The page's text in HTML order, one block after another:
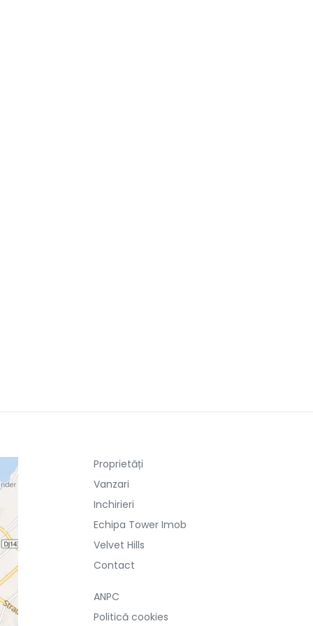
Proprietăți
Vanzari
Inchirieri
Echipa Tower Imob
Velvet Hills
Contact
ANPC
Politică cookies